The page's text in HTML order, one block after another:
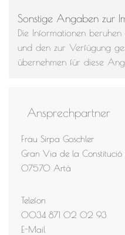
Sonstige Angaben zur
Die Informationen
und den zur Verfügung
übernehmen für diese
Ansprechpartner
Frau Sirpa Goschler
Gran Via de la Constitució
07570 Artà
Telefon
0034 871 02 02 93
E-Mail